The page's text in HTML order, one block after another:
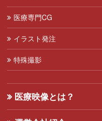
医療専門CG
イラスト発注
特殊撮影
医療映像とは？